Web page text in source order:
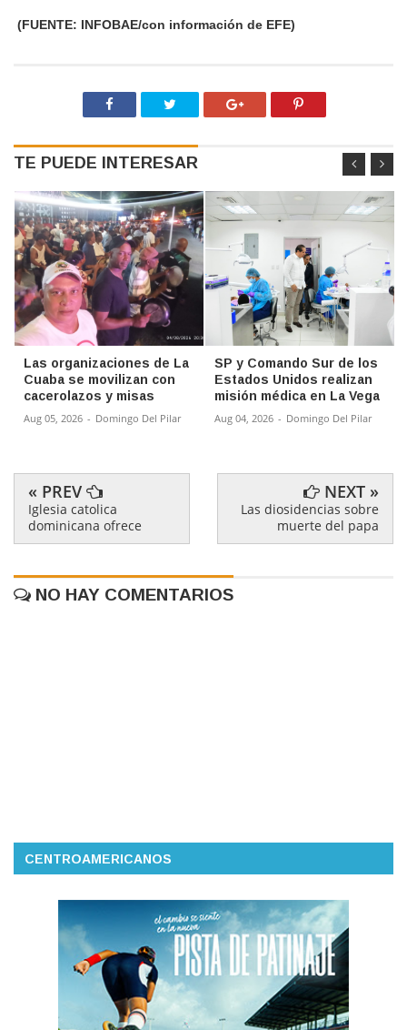
(FUENTE: INFOBAE/con información de EFE)
TE PUEDE INTERESAR
Las organizaciones de La
Cuaba se movilizan con
cacerolazos y misas
Aug 05, 2026 - Domingo Del Pilar
SP y Comando Sur de los
Estados Unidos realizan
misión médica en La Vega
Aug 04, 2026 - Domingo Del Pilar
« PREV
Iglesia catolica
dominicana ofrece
NEXT »
Las diosidencias sobre
muerte del papa
NO HAY COMENTARIOS
CENTROAMERICANOS